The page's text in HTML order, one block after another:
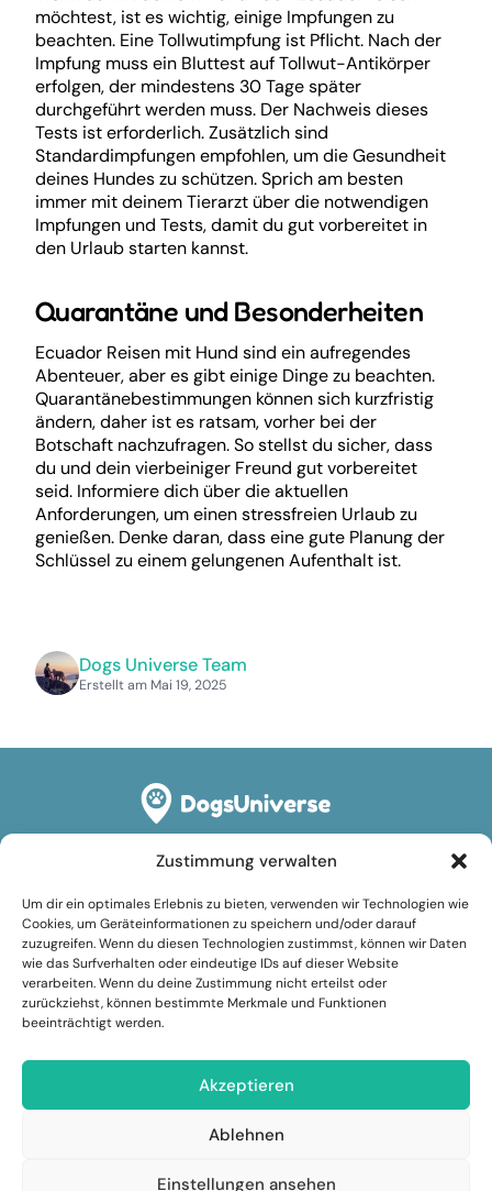
Zustimmung verwalten
Um dir ein optimales Erlebnis zu bieten, verwenden wir Technologien wie
Cookies, um Geräteinformationen zu speichern und/oder darauf
zuzugreifen. Wenn du diesen Technologien zustimmst, können wir Daten
wie das Surfverhalten oder eindeutige IDs auf dieser Website
verarbeiten. Wenn du deine Zustimmung nicht erteilst oder
zurückziehst, können bestimmte Merkmale und Funktionen
beeinträchtigt werden.
Akzeptieren
Ablehnen
Einstellungen ansehen
Dogs Universe Team
Erstellt am Mai 19, 2025
möchtest, ist es wichtig, einige Impfungen zu
beachten. Eine Tollwutimpfung ist Pflicht. Nach der
Impfung muss ein Bluttest auf Tollwut-Antikörper
erfolgen, der mindestens 30 Tage später
durchgeführt werden muss. Der Nachweis dieses
Tests ist erforderlich. Zusätzlich sind
Standardimpfungen empfohlen, um die Gesundheit
deines Hundes zu schützen. Sprich am besten
immer mit deinem Tierarzt über die notwendigen
Impfungen und Tests, damit du gut vorbereitet in
den Urlaub starten kannst.
Quarantäne und Besonderheiten
Ecuador Reisen mit Hund sind ein aufregendes
Abenteuer, aber es gibt einige Dinge zu beachten.
Quarantänebestimmungen können sich kurzfristig
ändern, daher ist es ratsam, vorher bei der
Botschaft nachzufragen. So stellst du sicher, dass
du und dein vierbeiniger Freund gut vorbereitet
seid. Informiere dich über die aktuellen
Anforderungen, um einen stressfreien Urlaub zu
genießen. Denke daran, dass eine gute Planung der
Schlüssel zu einem gelungenen Aufenthalt ist.
Impressum
Datenschutzerklärung
Cookie-Richtlinie (EU)
Nutzungsbedingungen
Folge uns
Facebook